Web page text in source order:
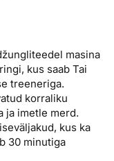
masina
kus saab Tai
treeneriga.
korraliku
ja imetle merd.
kus ka
30 minutiga